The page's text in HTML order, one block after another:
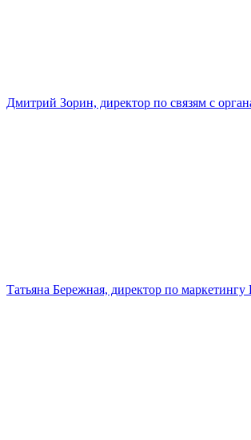
Дмитрий Зорин, директор по связям с
Татьяна Бережная, директор по